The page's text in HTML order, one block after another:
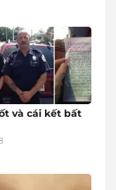
và cái kết bất